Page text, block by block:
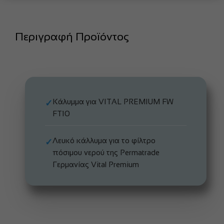
Περιγραφή Προϊόντος
✓ Κάλυμμα για VITAL PREMIUM FW
FT10
✓Λευκό κάλλυμα για το φίλτρο
πόσιμου νερού της Permatrade
Γερμανίας Vital Premium